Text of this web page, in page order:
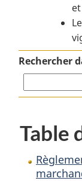
Rechercher
Table